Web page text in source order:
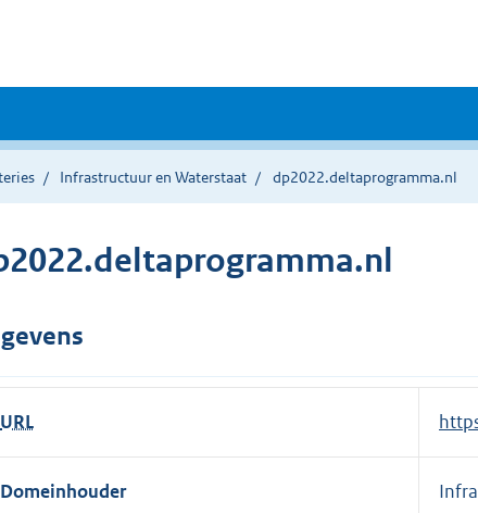
Infrastructuur en Waterstaat dp2022.deltaprogramma.nl
URL
E
x
t
Domeinhouder